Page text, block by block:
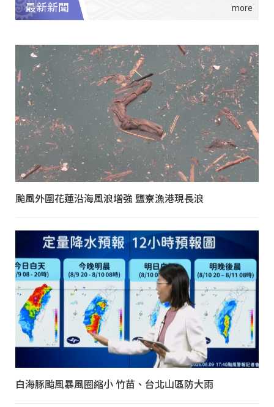
最新新聞
颱風外圍花蓮沿海風浪增強 鹽寮漁港現長浪
白海豚颱風暴風圈縮小 竹苗、台北山區防大雨